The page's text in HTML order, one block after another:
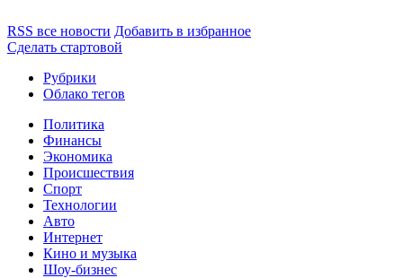
RSS все новости Добавить в избранное
Сделать стартовой
Рубрики
Облако тегов
Политика
Финансы
Экономика
Происшествия
Спорт
Технологии
Авто
Интернет
Кино и музыка
Шоу-бизнес